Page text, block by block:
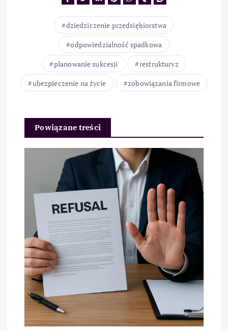
dziedziczenie przedsiębiorstwa
odpowiedzialność spadkowa
planowanie sukcesji
restrukturyz
ubezpieczenie na życie
zobowiązania firmowe
Powiązane treści